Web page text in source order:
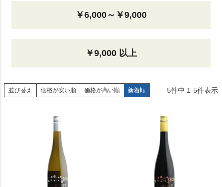
￥6,000～￥9,000
￥9,000 以上
並び替え 価格が安い順 価格が高い順 新着順 5件中 1-5件表示